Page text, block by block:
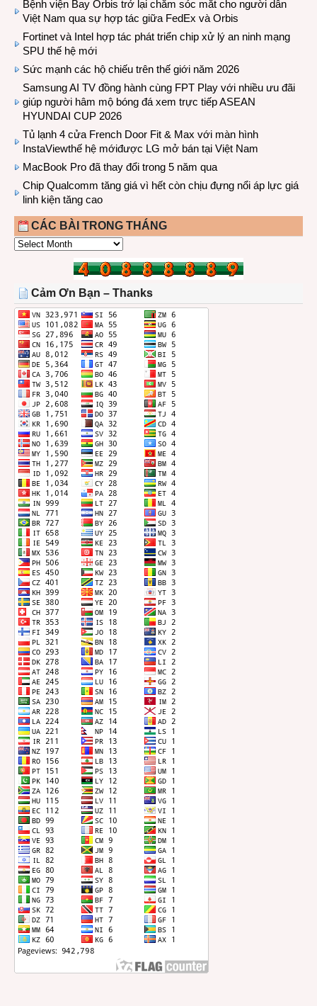
Bệnh viện Bay Orbis trở lại chăm sóc mắt cho người dân
Việt Nam qua sự hợp tác giữa FedEx và Orbis
Fortinet và Intel hợp tác phát triển chip xử lý an ninh mạng
SPU thế hệ mới
Sức mạnh các hộ chiếu trên thế giới năm 2026
Samsung AI TV đồng hành cùng FPT Play với nhiều ưu đãi
giúp người hâm mộ bóng đá xem trực tiếp ASEAN
HYUNDAI CUP 2026
Tủ lạnh 4 cửa French Door Fit & Max với màn hình
InstaViewthế hệ mớiđược LG mở bán tại Việt Nam
MacBook Pro đã thay đổi trong 5 năm qua
Chip Qualcomm tăng giá vì hết còn chịu đựng nổi áp lực giá
linh kiện tăng cao
CÁC BÀI TRONG THÁNG
CÁC
THÁNG
Cảm Ơn Bạn – Thanks